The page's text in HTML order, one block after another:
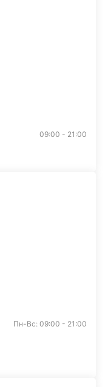
09:00 - 21:00
Пн-Вс: 09:00 - 21:00